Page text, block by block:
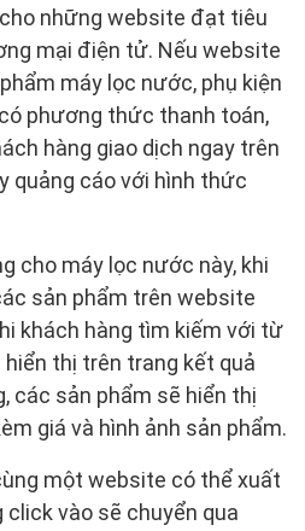
những website đạt tiêu
mại điện tử. Nếu website
máy lọc nước, phụ kiện
phương thức thanh toán,
hàng giao dịch ngay trên
quảng cáo với hình thức
cho máy lọc nước này, khi
sản phẩm trên website
khách hàng tìm kiếm với từ
hiển thị trên trang kết quả
các sản phẩm sẽ hiển thị
giá và hình ảnh sản phẩm.
một website có thể xuất
click vào sẽ chuyển qua